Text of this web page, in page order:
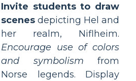
Invite students to draw
scenes depicting Hel and
her realm, Niflheim.
Encourage use of colors
and symbolism from
Norse legends. Display